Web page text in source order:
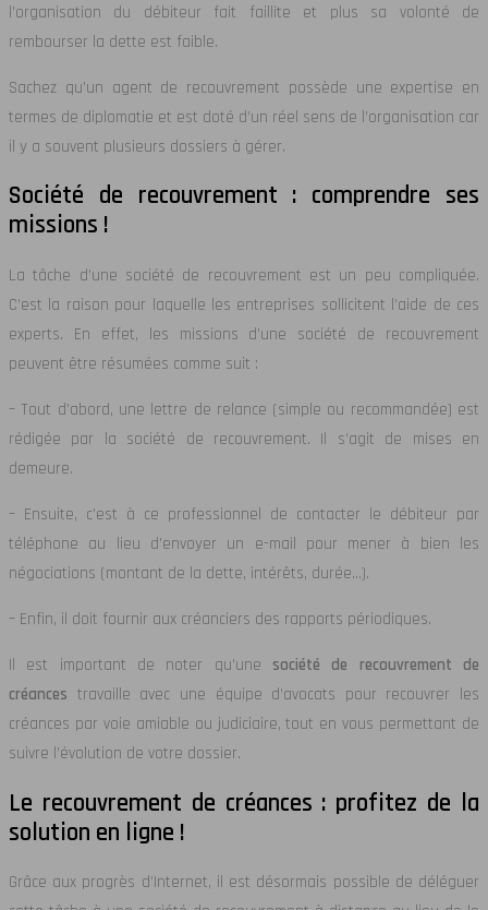
l’organisation du débiteur fait faillite et plus sa volonté de
rembourser la dette est faible.
Sachez qu’un agent de recouvrement possède une expertise en
termes de diplomatie et est doté d’un réel sens de l’organisation car
il y a souvent plusieurs dossiers à gérer.
Société de recouvrement : comprendre ses
missions !
La tâche d’une société de recouvrement est un peu compliquée.
C’est la raison pour laquelle les entreprises sollicitent l’aide de ces
experts. En effet, les missions d’une société de recouvrement
peuvent être résumées comme suit :
– Tout d’abord, une lettre de relance (simple ou recommandée) est
rédigée par la société de recouvrement. Il s’agit de mises en
demeure.
– Ensuite, c’est à ce professionnel de contacter le débiteur par
téléphone au lieu d’envoyer un e-mail pour mener à bien les
négociations (montant de la dette, intérêts, durée…).
– Enfin, il doit fournir aux créanciers des rapports périodiques.
Il est important de noter qu’une société de recouvrement de
créances travaille avec une équipe d’avocats pour recouvrer les
créances par voie amiable ou judiciaire, tout en vous permettant de
suivre l’évolution de votre dossier.
Le recouvrement de créances : profitez de la
solution en ligne !
Grâce aux progrès d’Internet, il est désormais possible de déléguer